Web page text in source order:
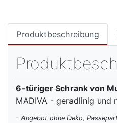
Produktbeschreibung
6-türiger Schrank von
MADIVA - geradlinig und
- Angebot ohne Deko,